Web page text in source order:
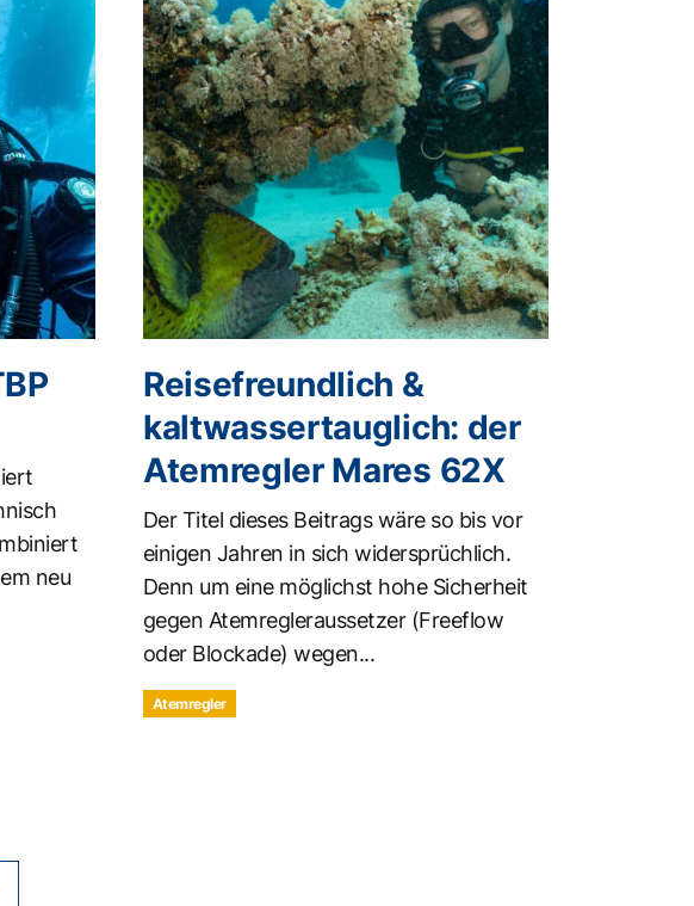
neu
Reisefreundlich &
kaltwassertauglich: der
Atemregler Mares 62X
Der Titel dieses Beitrags wäre so bis vor
einigen Jahren in sich widersprüchlich.
Denn um eine möglichst hohe Sicherheit
gegen Atemregleraussetzer (Freeflow
oder Blockade) wegen...
Atemregler